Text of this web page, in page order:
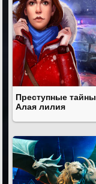
Преступные
Алая лилия